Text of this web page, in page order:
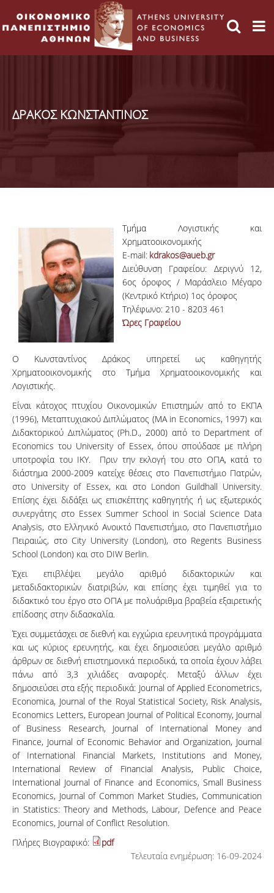
ΔΡΑΚΟΣ ΚΩΝΣΤΑΝΤΙΝΟΣ
Τμήμα Λογιστικής και
Χρηματοοικονομικής
E-mail: kdrakos@aueb.gr
Διεύθυνση Γραφείου: Δεριγνύ 12,
6ος όροφος / Μαράσλειο Μέγαρο
(Κεντρικό Κτήριο) 1ος όροφος
Τηλέφωνο: 210 - 8203 461
Ώρες Γραφείου
Ο Κωνσταντίνος Δράκος υπηρετεί ως καθηγητής
Χρηματοοικονομικής στο Τμήμα Χρηματοοικονομικής και
Λογιστικής.
Είναι κάτοχος πτυχίου Οικονομικών Επιστημών από το ΕΚΠΑ
(1996), Μεταπτυχιακού Διπλώματος (MA in Economics, 1997) και
Διδακτορικού Διπλώματος (Ph.D., 2000) από το Department of
Economics του University of Essex, όπου σπούδασε με πλήρη
υποτροφία του ΙΚΥ. Πριν την εκλογή του στο ΟΠΑ, κατά το
διάστημα 2000-2009 κατείχε θέσεις στο Πανεπιστήμιο Πατρών,
στο University of Essex, και στο London Guildhall University.
Επίσης έχει διδάξει ως επισκέπτης καθηγητής ή ως εξωτερικός
συνεργάτης στο Essex Summer School in Social Science Data
Analysis, στο Ελληνικό Ανοικτό Πανεπιστήμιο, στο Πανεπιστήμιο
Πειραιώς, στο City University (London), στο Regents Business
School (London) και στο DIW Berlin.
Έχει επιβλέψει μεγάλο αριθμό διδακτορικών και
μεταδιδακτορικών διατριβών, και επίσης έχει τιμηθεί για το
διδακτικό του έργο στο ΟΠΑ με πολυάριθμα βραβεία εξαιρετικής
επίδοσης στην διδασκαλία.
Έχει συμμετάσχει σε διεθνή και εγχώρια ερευνητικά προγράμματα
και ως κύριος ερευνητής, και έχει δημοσιεύσει μεγάλο αριθμό
άρθρων σε διεθνή επιστημονικά περιοδικά, τα οποία έχουν λάβει
πάνω από 3,3 χιλιάδες αναφορές. Μεταξύ άλλων έχει
δημοσιεύσει στα εξής περιοδικά: Journal of Applied Econometrics,
Economica, Journal of the Royal Statistical Society, Risk Analysis,
Economics Letters, European Journal of Political Economy, Journal
of Business Research, Journal of International Money and
Finance, Journal of Economic Behavior and Organization, Journal
of International Financial Markets, Institutions and Money,
International Review of Financial Analysis, Public Choice,
International Journal of Finance and Economics, Small Business
Economics, Journal of Common Market Studies, Communication
in Statistics: Theory and Methods, Labour, Defence and Peace
Economics, Journal of Conflict Resolution.
Πλήρες Βιογραφικό:
pdf
Τελευταία ενημέρωση: 16-09-2024